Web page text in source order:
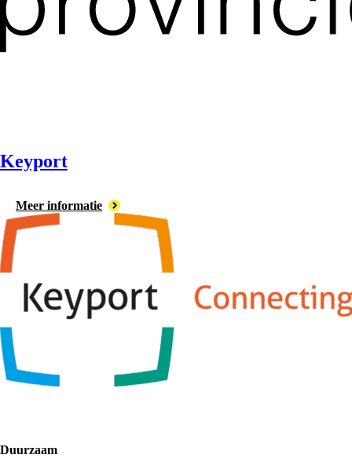
Keyport
Meer informatie
Duurzaam